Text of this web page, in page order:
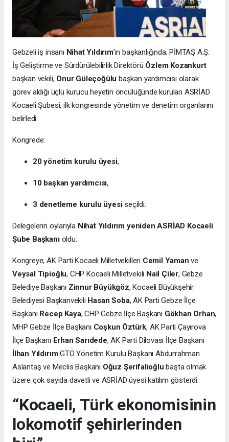
Gebzeli iş insanı Nihat Yıldırım’ın başkanlığında; PİMTAŞ A.Ş.
İş Geliştirme ve Sürdürülebilirlik Direktörü Özlem Kozankurt
başkan vekili, Onur Güleçoğülu başkan yardımcısı olarak
görev aldığı üçlü kurucu heyetin öncülüğünde kurulan ASRİAD
Kocaeli Şubesi, ilk kongresinde yönetim ve denetim organlarını
belirledi.
Kongrede:
20 yönetim kurulu üyesi,
10 başkan yardımcısı,
3 denetleme kurulu üyesiseçildi.
Delegelerin oylarıyla Nihat Yıldırım yeniden ASRİAD Kocaeli
Şube Başkanıoldu.
Kongreye; AK Parti Kocaeli Milletvekilleri Cemil Yaman ve
Veysal Tipioğlu, CHP Kocaeli Milletvekili Nail Çiler, Gebze
Belediye Başkanı Zinnur Büyükgöz, Kocaeli Büyükşehir
Belediyesi Başkanvekili Hasan Soba, AK Parti Gebze İlçe
Başkanı Recep Kaya, CHP Gebze İlçe Başkanı Gökhan Orhan,
MHP Gebze İlçe Başkanı Coşkun Öztürk, AK Parti Çayırova
İlçe Başkanı Erhan Sarıdede, AK Parti Dilovası İlçe Başkanı
İlhan YıldırımGTO Yönetim Kurulu Başkanı Abdurrahman
Aslantaş ve Meclis Başkanı Oğuz Şerifalioğlu başta olmak
üzere çok sayıda davetli ve ASRİAD üyesi katılım gösterdi.
“Kocaeli, Türk ekonomisinin
lokomotif şehirlerinden